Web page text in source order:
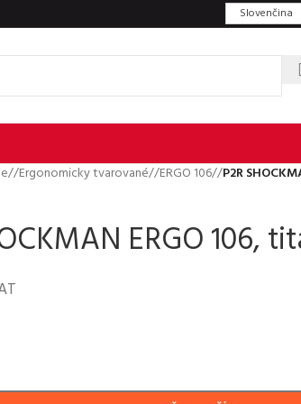
Slovenčina
/ Ergonomicky tvarované/ ERGO 106/ P2R
ERGO 106,